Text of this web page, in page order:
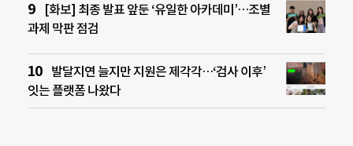
[화보] 최종 발표 앞둔 ‘유일한 아카데미’…조별
과제 막판 점검
발달지연 늘지만 지원은 제각각…‘검사 이후’
잇는 플랫폼 나왔다